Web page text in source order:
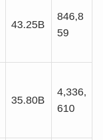
43.25B
846,8
59
35.80B
4,336,
610